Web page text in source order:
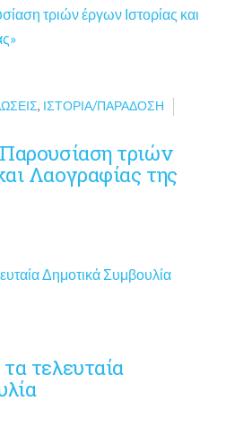
, ΙΣΤΟΡΊΑ/ΠΑΡΆΔΟΣΗ
τριών
Λαογραφίας της
τελευταία